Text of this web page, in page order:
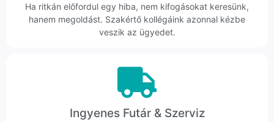
Ha ritkán előfordul egy hiba, nem kifogásokat keresünk,
hanem megoldást. Szakértő kollégáink azonnal kézbe
veszik az ügyedet.
Ingyenes Futár & Szerviz